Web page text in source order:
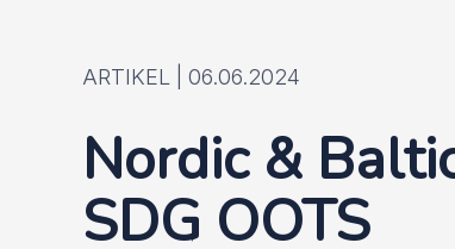
ARTIKEL | 06.06.2024
Nordic &
SDG OOTS